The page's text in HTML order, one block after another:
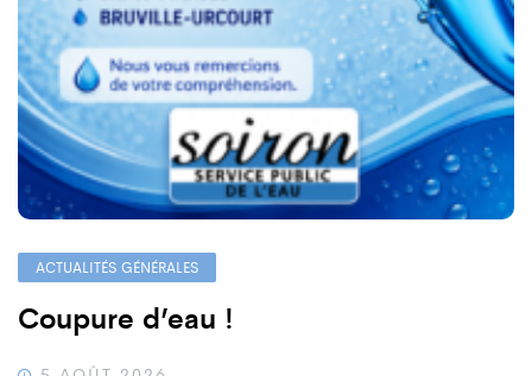
ACTUALITÉS GÉNÉRALES
Coupure d’eau !